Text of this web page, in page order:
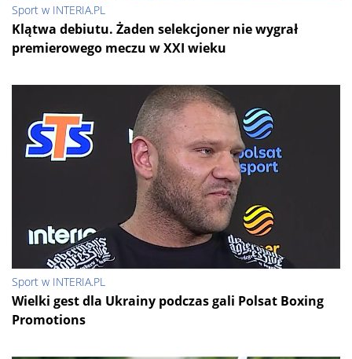
Sport w INTERIA.PL
Klątwa debiutu. Żaden selekcjoner nie wygrał
premierowego meczu w XXI wieku
Sport w INTERIA.PL
Wielki gest dla Ukrainy podczas gali Polsat Boxing
Promotions